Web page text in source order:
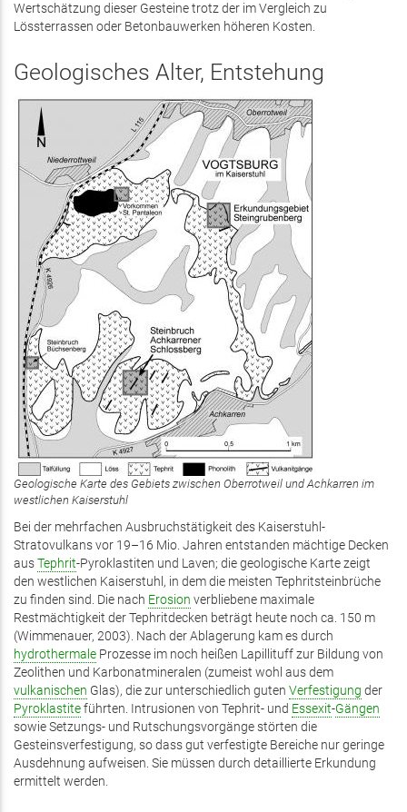
Wertschätzung dieser Gesteine trotz der im Vergleich zu
Lössterrassen oder Betonbauwerken höheren Kosten.
Geologisches Alter, Entstehung
Geologische Karte des Gebiets zwischen Oberrotweil und Achkarren im
westlichen Kaiserstuhl
Bei der mehrfachen Ausbruchstätigkeit des Kaiserstuhl-
Stratovulkans vor 19–16 Mio. Jahren entstanden mächtige Decken
ausTephrit-Pyroklastiten und Laven; die geologische Karte zeigt
den westlichen Kaiserstuhl, in dem die meisten Tephritsteinbrüche
zu finden sind. Die nach Erosion verbliebene maximale
Restmächtigkeit der Tephritdecken beträgt heute noch ca. 150 m
(Wimmenauer, 2003). Nach der Ablagerung kam es durch
hydrothermale Prozesse im noch heißen ­Lapillituff zur Bildung von
Zeolithen und Karbonatmineralen (zumeist wohl aus dem
vulkanischen Glas), die zur unterschiedlich guten Verfestigung der
Pyroklastiteführten. Intrusionen von Tephrit- und Essexit-Gängen
sowie Setzungs- und Rutschungsvorgänge störten die
Gesteinsverfestigung, so dass gut verfestigte Bereiche nur geringe
Ausdehnung aufweisen. Sie müssen durch detaillierte Erkundung
ermittelt werden.